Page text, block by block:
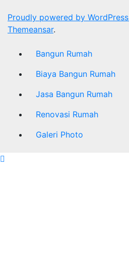
Proudly powered by WordPress
Themeansar.
Bangun Rumah
Biaya Bangun Rumah
Jasa Bangun Rumah
Renovasi Rumah
Galeri Photo